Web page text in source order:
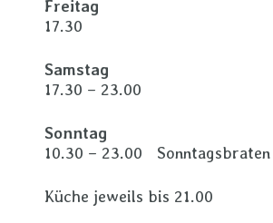
Freitag
17.30
Samstag
17.30 – 23.00
Sonntag
10.30 – 23.00 Sonntagsbraten
Küche jeweils bis 21.00